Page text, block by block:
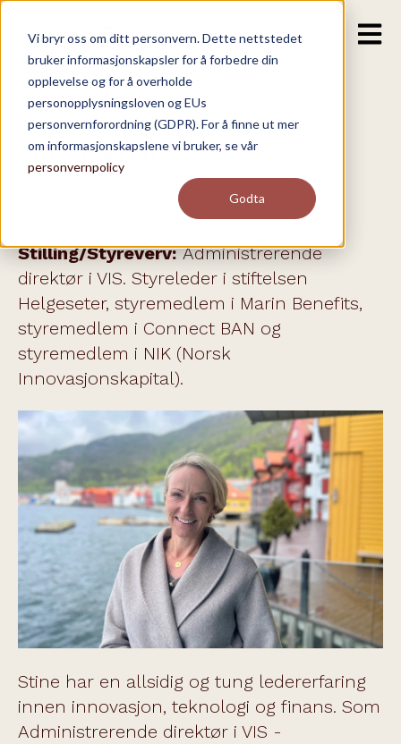
Vi bryr oss om ditt personvern. Dette nettstedet
bruker informasjonskapsler for å forbedre din
opplevelse og for å overholde
personopplysningsloven og EUs
personvernforordning (GDPR). For å finne ut mer
om informasjonskapslene vi bruker, se vår
personvernpolicy
Godta
Open
Andre på skuten
Stine Fiksdal
2 min. lesing
Stilling/Styreverv: Administrerende
direktør i VIS. Styreleder i stiftelsen
Helgeseter, styremedlem i Marin Benefits,
styremedlem i Connect BAN og
styremedlem i NIK (Norsk
Innovasjonskapital).
Stine har en allsidig og tung ledererfaring
innen innovasjon, teknologi og finans. Som
Administrerende direktør i VIS -